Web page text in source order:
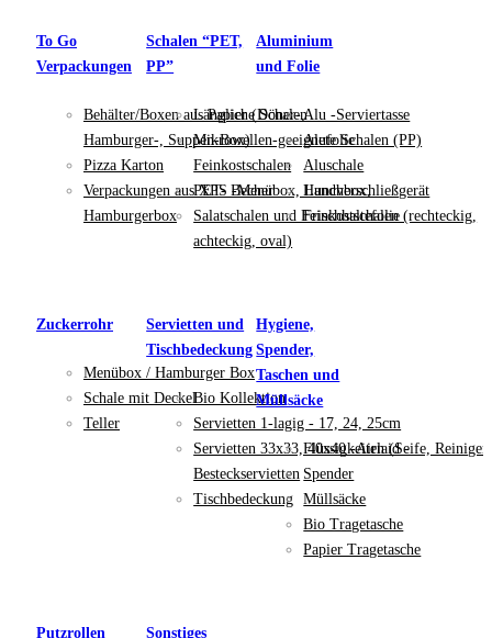
To Go
Verpackungen
Behälter/Boxen aus Papier (Döner-,
Hamburger-, Suppen-Box)
Pizza Karton
Verpackungen aus XPS -Menübox, Lunchbox,
Hamburgerbox
Schalen “PET,
PP”
Längliche Schalen
Mikrowellen-geeignete Schalen (PP)
Feinkostschalen
PET- Becher
Salatschalen und Feinkostschalen (rechteckig,
achteckig, oval)
Aluminium
und Folie
Alu -Serviertasse
Alufolie
Aluschale
Handverschließgerät
Frischhaltefolie
Zuckerrohr
Menübox / Hamburger Box
Schale mit Deckel
Teller
Servietten und
Tischbedeckung
Bio Kollektion
Servietten 1-lagig - 17, 24, 25cm
Servietten 33x33, 40x40 -Airlaid -
Besteckservietten
Tischbedeckung
Hygiene,
Spender,
Taschen und
Müllsäcke
Flüssigkeiten (Seife,
Spender
Müllsäcke
Bio Tragetasche
Papier Tragetasche
Putzrollen
Sonstiges